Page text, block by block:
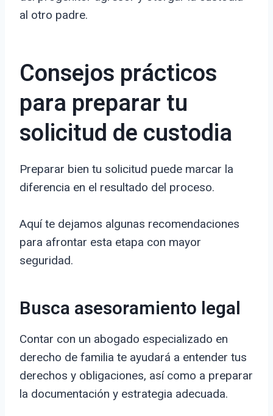
al otro padre.
Consejos prácticos
para preparar tu
solicitud de custodia
Preparar bien tu solicitud puede marcar la
diferencia en el resultado del proceso.
Aquí te dejamos algunas recomendaciones
para afrontar esta etapa con mayor
seguridad.
Busca asesoramiento legal
Contar con un abogado especializado en
derecho de familia te ayudará a entender tus
derechos y obligaciones, así como a preparar
la documentación y estrategia adecuada.